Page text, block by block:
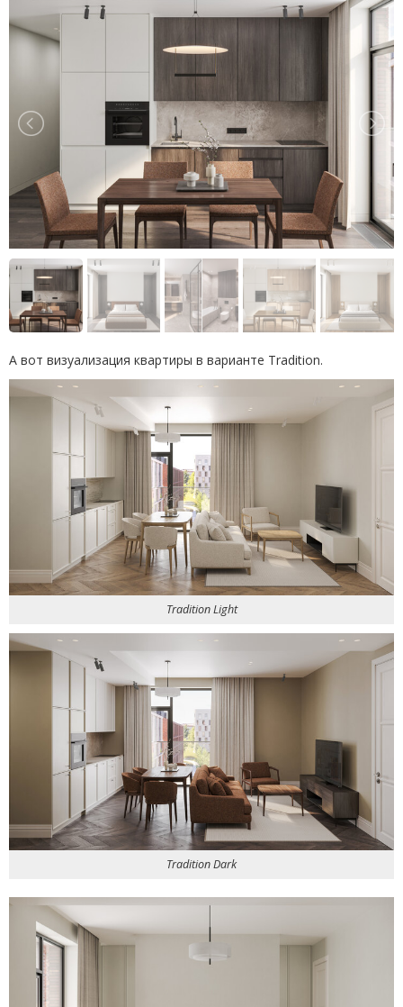
А вот визуализация квартиры в варианте Tradition.
Tradition Light
Tradition Dark